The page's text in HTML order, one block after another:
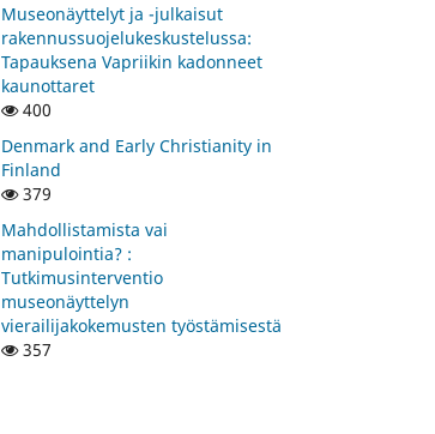
Museonäyttelyt ja -julkaisut
rakennussuojelukeskustelussa:
Tapauksena Vapriikin kadonneet
kaunottaret
400
Denmark and Early Christianity in
Finland
379
Mahdollistamista vai
manipulointia? :
Tutkimusinterventio
museonäyttelyn
vierailijakokemusten työstämisestä
357